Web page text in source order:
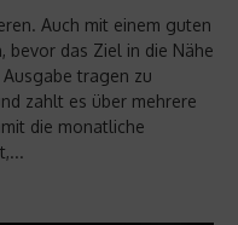
Auch mit einem guten
bevor das Ziel in die Nähe
tragen zu
zahlt es über mehrere
die monatliche